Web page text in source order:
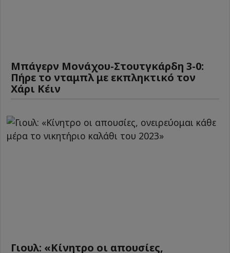
Μπάγερν Μονάχου-Στουτγκάρδη 3-0:
Πήρε το νταμπλ με εκπληκτικό τον
Χάρι Κέιν
Γιουλ: «Κίνητρο οι απουσίες,